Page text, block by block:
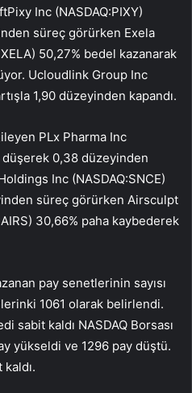
Inc (NASDAQ:PIXY)
süreç görürken Exela
XELA) 50,27% bedel kazanarak
Ucloudlink Group Inc
1,90 düzeyinden kapandı.
PLx Pharma Inc
düşerek 0,38 düzeyinden
Inc (NASDAQ:SNCE)
süreç görürken Airsculpt
AIRS) 30,66% paha kaybederek
pay senetlerinin sayısı
1061 olarak belirlendi.
sabit kaldı NASDAQ Borsası
yükseldi ve 1296 pay düştü.